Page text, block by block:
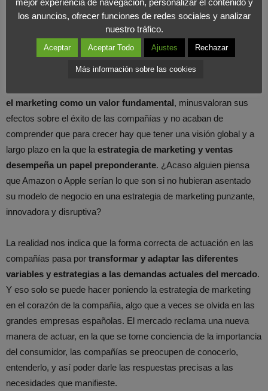
falta inversión en I + D + I, con cierto conservadurismo
empresarial y poca apuesta por la innovación. Pero nosotros
queremos poner el acento, por eso nos llamamos Foro
Marketing, en nuestra especialidad.
el marketing como un valor fundamental, minusvaloran sus
efectos sobre el éxito de las compañías y no acaban de
comprender que para crecer hay que tener una visión global y a
largo plazo en la que la estrategia de marketing y ventas
desempeña un papel preponderante. ¿Acaso alguien piensa
que Amazon o Apple serían lo que son si no hubieran asentado
su modelo de negocio en una estrategia de marketing punzante,
innovadora y disruptiva?
La realidad nos indica que la forma correcta de actuación en las
compañías pasa por transformar y adaptar las diferentes
variables y estrategias a las demandas actuales del mercado.
Y eso solo se puede hacer poniendo la estrategia de marketing
en el corazón de la compañía, algo que a veces se olvida en las
grandes empresas españolas. El mercado reclama una nueva
manera de actuar, en la que se tome conciencia de la importancia
del consumidor, las compañías se preocupen de conocerlo,
entenderlo, y así poder darle las respuestas precisas a las
necesidades que manifieste.
mejor experiencia de navegación, personalizar el contenido y
los anuncios, ofrecer funciones de redes sociales y analizar
nuestro tráfico.
Aceptar Aceptar Todo Ajustes Rechazar
Más información sobre las cookies